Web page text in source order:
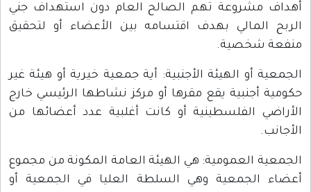
أهداف مشروعة تهم الصالح العام دون استهداف جني
الربح المالي بهدف اقتسامه بين الأعضاء أو لتحقيق
منفعة شخصية.
الجمعية أو الهيئة الأجنبية: أية جمعية خيرية أو هيئة غير
حكومية أجنبية يقع مقرها أو مركز نشاطها الرئيسي خارج
الأراضي الفلسطينية أو كانت أغلبية عدد أعضائها من
الأجانب.
الجمعية العمومية: هي الهيئة العامة المكونة من مجموع
أعضاء الجمعية وهي السلطة العليا في الجمعية أو